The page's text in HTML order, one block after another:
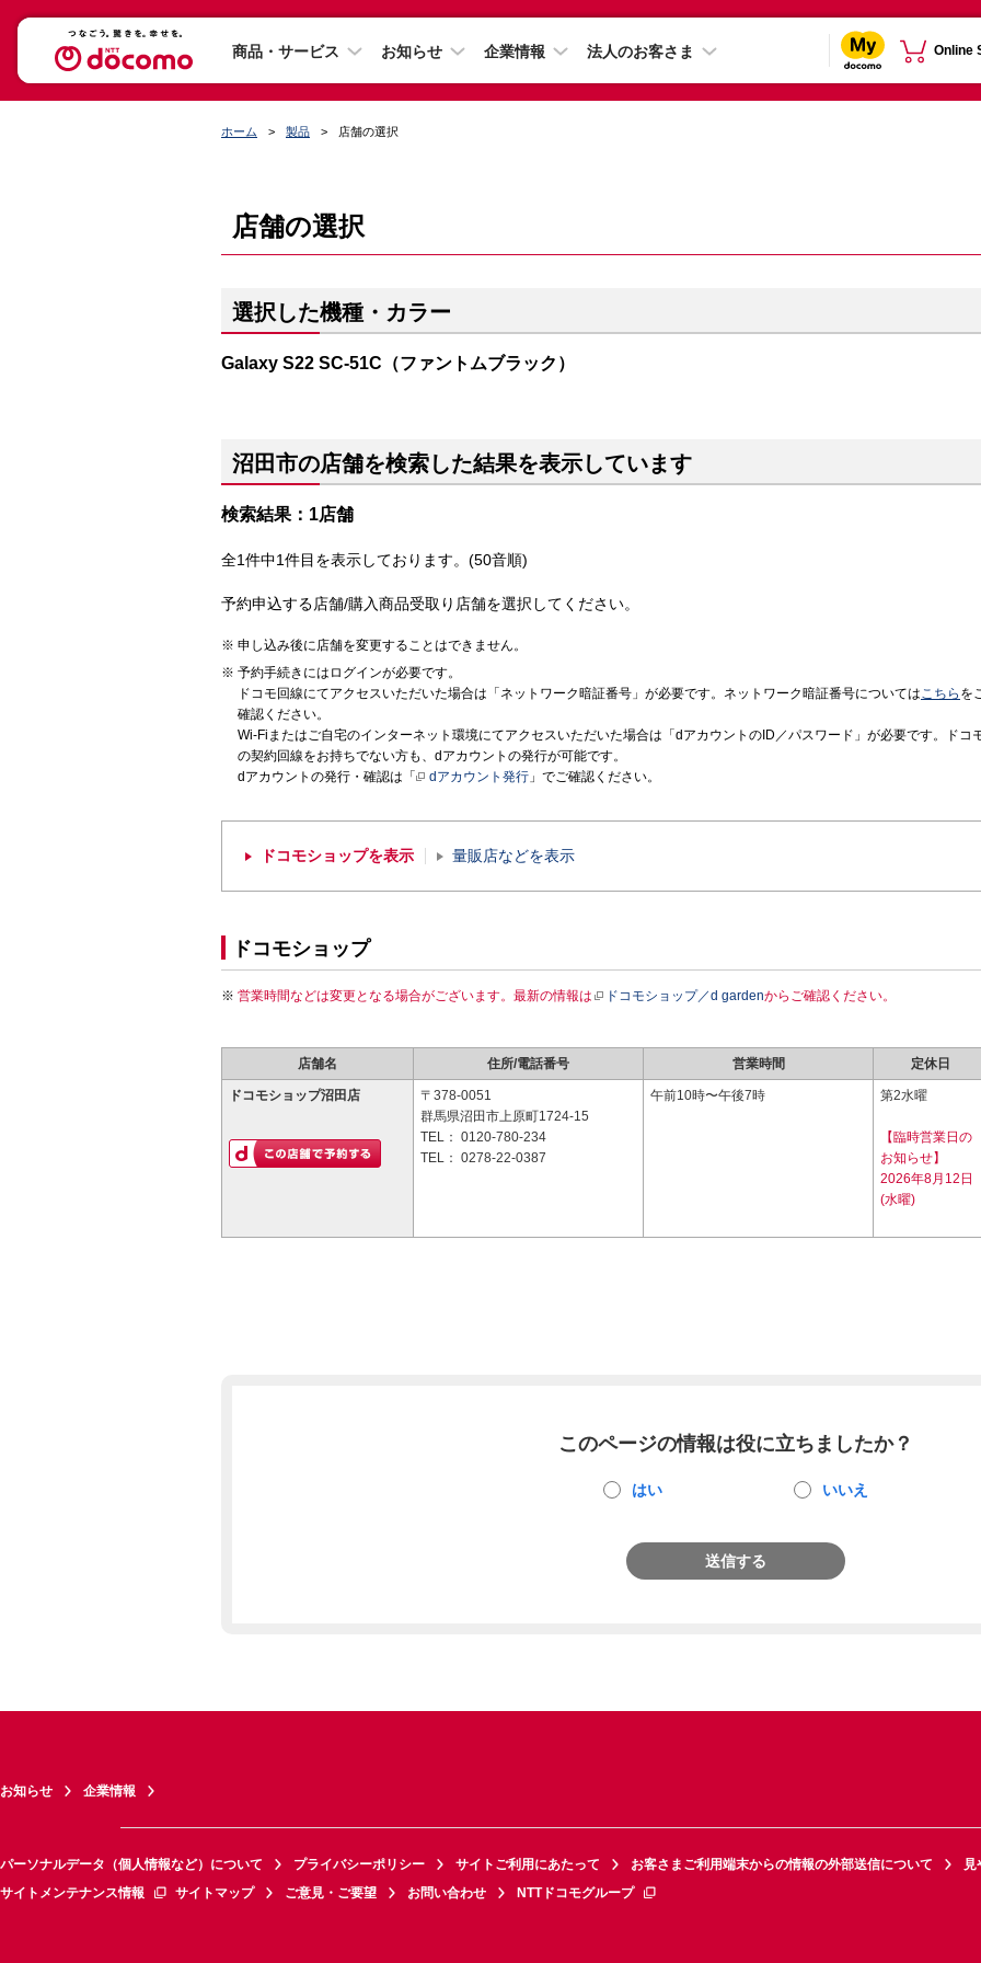
商品・サービス お知らせ 企業情報 法人のお客さま Online
ホーム 製品 店舗の選択
店舗の選択
選択した機種・カラー
Galaxy S22 SC-51C（ファントムブラック）
沼田市の店舗を検索した結果を表示しています
検索結果：1店舗
全1件中1件目を表示しております。(50音順)
予約申込する店舗/購入商品受取り店舗を選択してください。
申し込み後に店舗を変更することはできません。
予約手続きにはログインが必要です。
ドコモ回線にてアクセスいただいた場合は「ネットワーク暗証番号」が必要です。ネットワーク暗証番号についてはこちら を
確認ください。
Wi-Fiまたはご自宅のインターネット環境にてアクセスいただいた場合は「dアカウントのID／パスワード」が必要です。ドコ
の契約回線をお持ちでない方も、dアカウントの発行が可能です。
dアカウントの発行・確認は「
dアカウント発行 」でご確認ください。
ドコモショップを表示 量販店などを表示
ドコモショップ
営業時間などは変更となる場合がございます。最新の情報は ドコモショップ／d gardenからご確認ください。
店舗名 住所/電話番号 営業時間 定休日
ドコモショップ沼田店
〒378-0051
群馬県沼田市上原町1724-15
TEL： 0120-780-234
TEL： 0278-22-0387
午前10時〜午後7時 第2水曜
【臨時営業日の
お知らせ】
2026年8月12日
(水曜)
このページの情報は役に立ちましたか？
はい いいえ
送信する
お知らせ 企業情報
パーソナルデータ（個人情報など）について プライバシーポリシー サイトご利用にあたって お客さまご利用端末からの情報の外部送信について
見
サイトメンテナンス情報
サイトマップ ご意見・ご要望 お問い合わせ NTTドコモグループ